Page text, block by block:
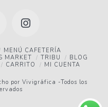
Instagram
MENÚ CAFETERÍA
MARKET TRIBU
BLOG
CARRITO MI CUENTA
por Vivigráfica -Todos los